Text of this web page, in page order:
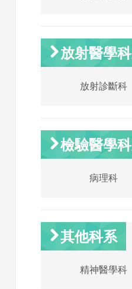
放射醫學
放射診斷科
檢驗醫學
病理科
其他科系
精神醫學科